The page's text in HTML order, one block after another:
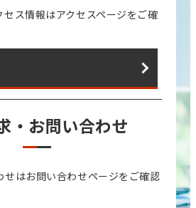
セス情報はアクセスページをご確
・お問い合わせ
せはお問い合わせページをご確認